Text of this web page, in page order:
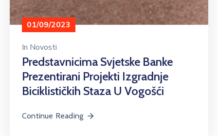
01/09/2023
In Novosti
Predstavnicima Svjetske Banke
Prezentirani Projekti Izgradnje
Biciklističkih Staza U Vogošći
Continue Reading